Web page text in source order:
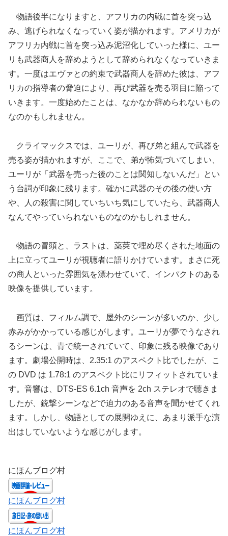
物語後半になりますと、アフリカの内戦に首を突っ込
み、逃げられなくなっていく姿が描かれます。アメリカが
アフリカ内戦に首を突っ込み泥沼化していった様に、ユー
リも武器商人を辞めようとして辞められなくなっていきま
す。一度はエヴァとの約束で武器商人を辞めた彼は、アフ
リカの指導者の脅迫により、再び武器を売る羽目に陥って
いきます。一度始めたことは、なかなか辞められないもの
なのかもしれません。
クライマックスでは、ユーリが、再び弟と組んで武器を
売る姿が描かれますが、ここで、弟が怖気づいてしまい、
ユーリが「武器を売った後のことは関知しないんだ」とい
う台詞が印象に残ります。確かに武器のその後の使い方
や、人の殺害に関していちいち気にしていたら、武器商人
なんてやっていられないものなのかもしれません。
物語の冒頭と、ラストは、薬莢で埋め尽くされた地面の
上に立ってユーリが視聴者に語りかけています。まさに死
の商人といった雰囲気を漂わせていて、インパクトのある
映像を提供しています。
画質は、フィルム調で、屋外のシーンが多いのか、少し
赤みがかかっている感じがします。ユーリが夢でうなされ
るシーンは、青で統一されていて、印象に残る映像であり
ます。劇場公開時は、2.35:1 のアスペクト比でしたが、こ
の DVD は 1.78:1 のアスペクト比にリフィットされていま
す。音響は、DTS-ES 6.1ch 音声を 2ch ステレオで聴きま
したが、銃撃シーンなどで迫力のある音声を聞かせてくれ
ます。しかし、物語としての展開ゆえに、あまり派手な演
出はしていないような感じがします。
にほんブログ村
にほんブログ村
にほんブログ村